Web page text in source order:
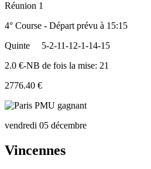
Réunion 1
4° Course - Départ prévu à 15:15
Quinte
5-2-11-12-1-14-15
2.0 €-NB de fois la mise: 21
2776.40 €
vendredi 05 décembre
Vincennes